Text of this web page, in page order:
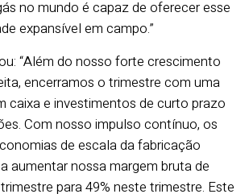
no mundo é capaz de oferecer esse
expansível em campo.”
“Além do nosso forte crescimento
encerramos o trimestre com uma
caixa e investimentos de curto prazo
Com nosso impulso contínuo, os
de escala da fabricação
aumentar nossa margem bruta de
para 49% neste trimestre. Este